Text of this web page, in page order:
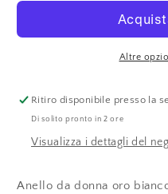
bianco
oro
bianco
dimanti
Altre
Ritiro disponibile presso la
Di solito pronto in 2 ore
Visualizza i dettagli del
Anello da donna oro